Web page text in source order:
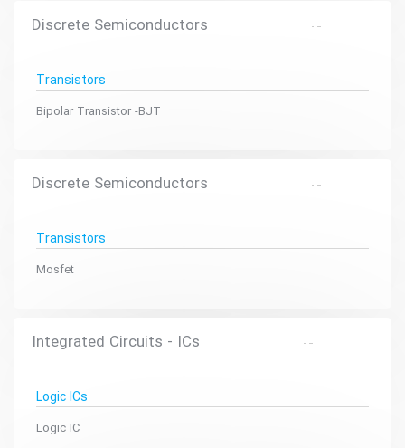
Discrete Semiconductors
Transistors
Bipolar Transistor -BJT
Discrete Semiconductors
Transistors
Mosfet
Integrated Circuits - ICs
Logic ICs
Logic IC